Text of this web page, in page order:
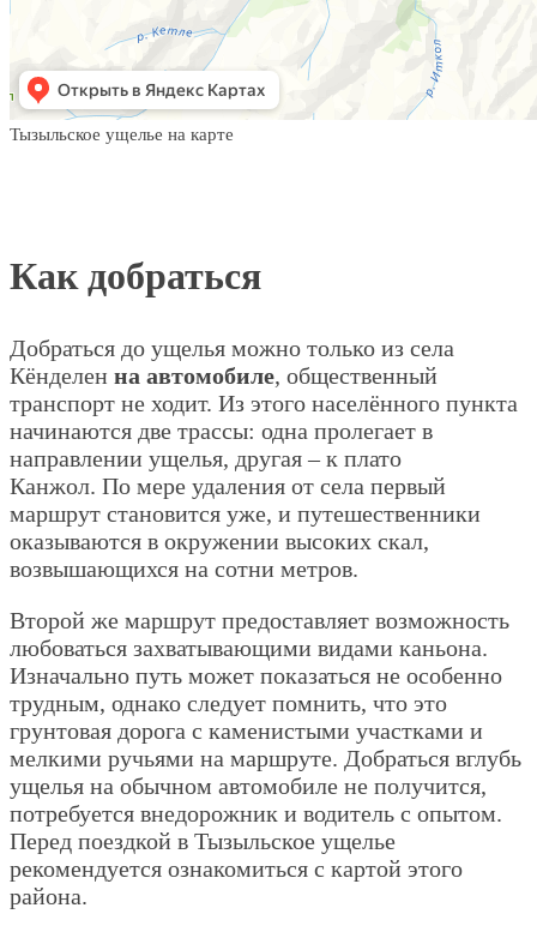
Тызыльское ущелье на карте
Как добраться
Добраться до ущелья можно только из села
Кёнделен на автомобиле, общественный
транспорт не ходит. Из этого населённого пункта
начинаются две трассы: одна пролегает в
направлении ущелья, другая – к плато
Канжол. По мере удаления от села первый
маршрут становится уже, и путешественники
оказываются в окружении высоких скал,
возвышающихся на сотни метров.
Второй же маршрут предоставляет возможность
любоваться захватывающими видами каньона.
Изначально путь может показаться не особенно
трудным, однако следует помнить, что это
грунтовая дорога с каменистыми участками и
мелкими ручьями на маршруте. Добраться вглубь
ущелья на обычном автомобиле не получится,
потребуется внедорожник и водитель с опытом.
Перед поездкой в Тызыльское ущелье
рекомендуется ознакомиться с картой этого
района.